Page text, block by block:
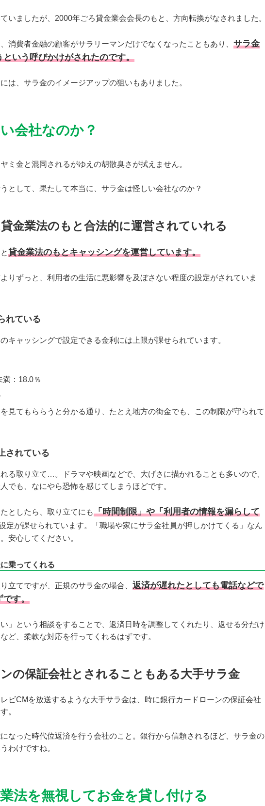
いましたが、2000年ごろ貸金業会会長のもと、方向転換がなされました。
消費者金融の顧客がサラリーマンだけでなくなったこともあり、 サラ金
いう呼びかけがされたのです。
は、サラ金のイメージアップの狙いもありました。
会社なのか？
ミ金と混同されるがゆえの胡散臭さが拭えません。
として、果たして本当に、サラ金は怪しい会社なのか？
金業法のもと合法的に運営されていれる
貸金業法のもとキャッシングを運営しています。
りずっと、利用者の生活に悪影響を及ぼさない程度の設定がされていま
れている
キャッシングで設定できる金利には上限が課せられています。
満：18.0％
見てもららうと分かる通り、たとえ地方の街金でも、この制限が守られて
されている
る取り立て…。ドラマや映画などで、大げさに描かれることも多いので、
でも、なにやら恐怖を感じてしまうほどです。
としたら、取り立てにも「時間制限」や「利用者の情報を漏らして
定が課せられています。「職場や家にサラ金社員が押しかけてくる」なん
安心してください。
乗ってくれる
立てですが、正規のサラ金の場合、 返済が遅れたとしても電話などで
です。
」という相談をすることで、返済日時を調整してくれたり、返せる分だけ
ど、柔軟な対応を行ってくれるはずです。
の保証会社とされることもある大手サラ金
ビCMを放送するような大手サラ金は、時に銀行カードローンの保証会社
。
なった時代位返済を行う会社のこと。銀行から信頼されるほど、サラ金の
わけですね。
法を無視してお金を貸し付ける